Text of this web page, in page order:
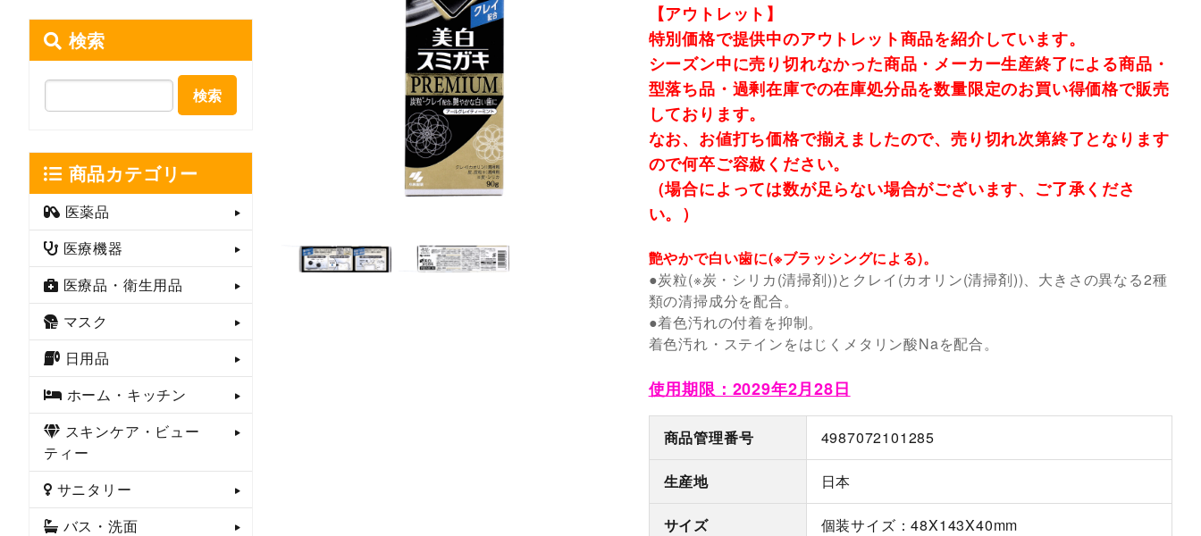
【アウトレット】
特別価格で提供中のアウトレット商品を紹介しています。
シーズン中に売り切れなかった商品・メーカー生産終了による商品・
型落ち品・過剰在庫での在庫処分品を数量限定のお買い得価格で販売
しております。
なお、お値打ち価格で揃えましたので、売り切れ次第終了となります
ので何卒ご容赦ください。
（場合によっては数が足らない場合がございます、ご了承くださ
い。）
艶やかで白い歯に(※ブラッシングによる)。
●炭粒(※炭・シリカ(清掃剤))とクレイ(カオリン(清掃剤))、大きさの異なる2種
類の清掃成分を配合。
●着色汚れの付着を抑制。
着色汚れ・ステインをはじくメタリン酸Naを配合。
使用期限：2029年2月28日
商品管理番号 4987072101285
生産地 日本
サイズ
個装サイズ：48X143X40mm
検索
検索
商品カテゴリー
医薬品
医療機器
医療品・衛生用品
マスク
日用品
ホーム・キッチン
スキンケア・ビュー
ティー
サニタリー
バス・洗面